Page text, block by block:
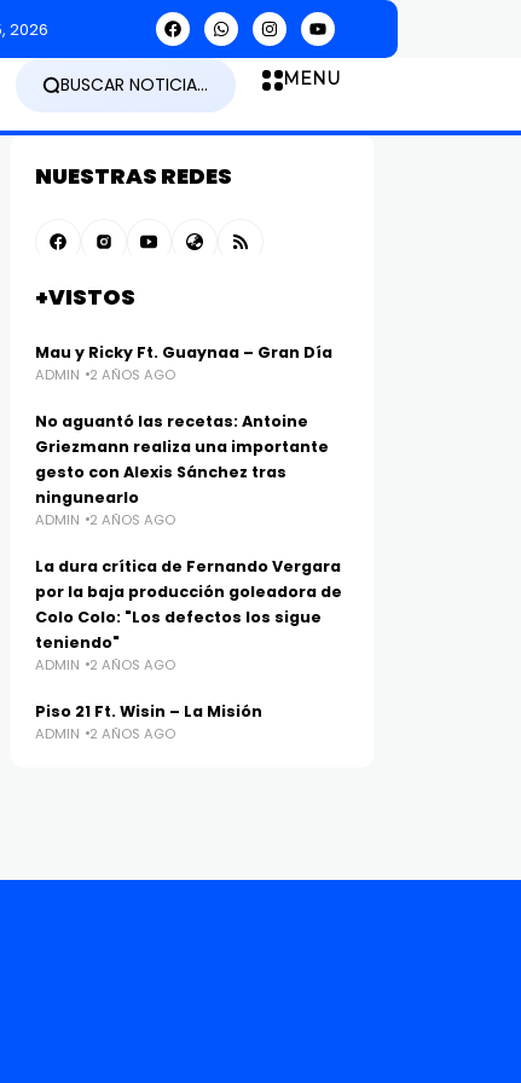
2026
BUSCAR NOTICIA... MENU
NUESTRAS REDES
+VISTOS
Mau y Ricky Ft. Guaynaa – Gran Día
ADMIN 2 AÑOS AGO
No aguantó las recetas: Antoine
Griezmann realiza una importante
gesto con Alexis Sánchez tras
ningunearlo
ADMIN 2 AÑOS AGO
La dura crítica de Fernando Vergara
por la baja producción goleadora de
Colo Colo: "Los defectos los sigue
teniendo"
ADMIN 2 AÑOS AGO
Piso 21 Ft. Wisin – La Misión
ADMIN 2 AÑOS AGO